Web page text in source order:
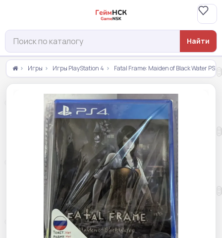
Найти
Игры Игры PlayStation 4 Fatal Frame: Maiden of Black Water